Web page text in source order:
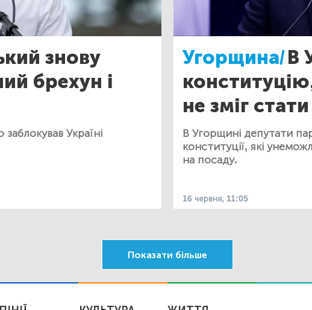
знову
брехун і
Україні
Угорщина/В
не зміг
В Угорщині депутати
конституції, які
на посаду.
16 червня, 11:05
Показати більше